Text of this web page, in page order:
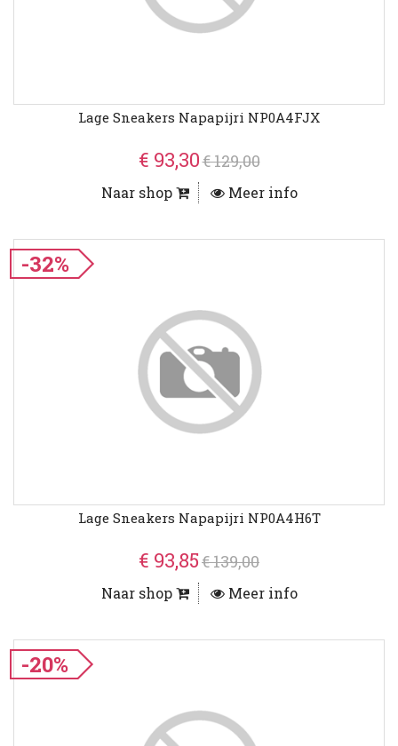
Lage Sneakers Napapijri NP0A4FJX
€ 93,30€ 129,00
Naar shop Meer info
-32%
Lage Sneakers Napapijri NP0A4H6T
€ 93,85€ 139,00
Naar shop Meer info
-20%